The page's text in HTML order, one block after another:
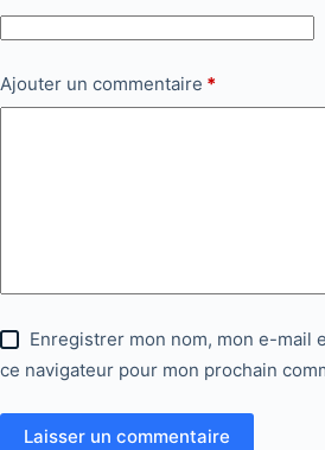
Ajouter un commentaire *
Enregistrer mon nom, mon e-mail
ce navigateur pour mon prochain
Laisser un commentaire